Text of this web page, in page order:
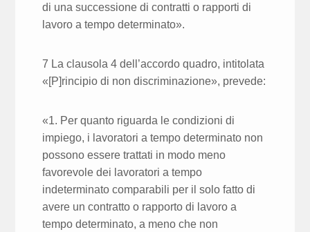
di una successione di contratti o rapporti di
lavoro a tempo determinato».
7 La clausola 4 dell’accordo quadro, intitolata
«[P]rincipio di non discriminazione», prevede:
«1. Per quanto riguarda le condizioni di
impiego, i lavoratori a tempo determinato non
possono essere trattati in modo meno
favorevole dei lavoratori a tempo
indeterminato comparabili per il solo fatto di
avere un contratto o rapporto di lavoro a
tempo determinato, a meno che non